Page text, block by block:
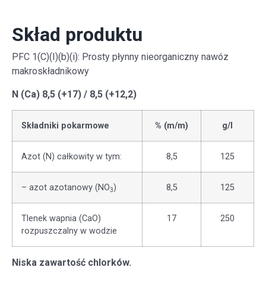
Skład produktu
PFC 1(C)(I)(b)(i): Prosty płynny nieorganiczny nawóz
makroskładnikowy
N (Ca) 8,5 (+17) / 8,5 (+12,2)
Składniki pokarmowe % (m/m) g/l
Azot (N) całkowity w tym: 8,5 125
– azot azotanowy (NO3) 8,5 125
Tlenek wapnia (CaO)
rozpuszczalny w wodzie
17 250
Niska zawartość chlorków.